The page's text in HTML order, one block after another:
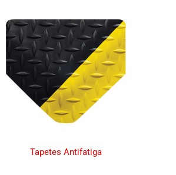
Tapetes Antifatiga